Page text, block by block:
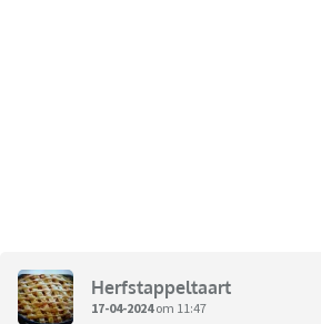
Herfstappeltaart
17-04-2024om 11:47